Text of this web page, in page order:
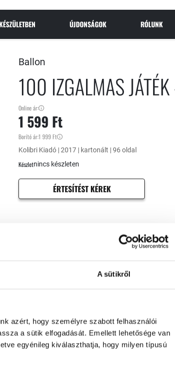
A sütikről
azért, hogy személyre szabott felhasználói
a sütik elfogadását. Emellett lehetősége van
egyénileg kiválaszthatja, hogy milyen típusú
ÚJDONSÁGOK RÓLUNK
Ballon
100 IZGALMAS
Online ár:
1 599 Ft
Borító ár:1 999 Ft
Kolibri Kiadó | 2017 | kartonált | 96 oldal
Készletnincs készleten
ÉRTESÍTÉST KÉREK